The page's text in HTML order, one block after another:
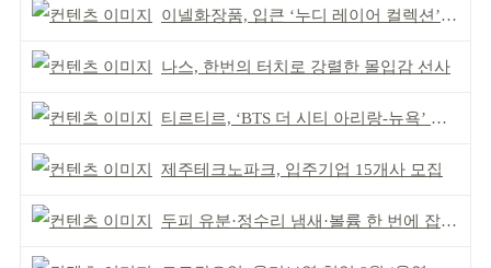
이넬화장품, 입큰 ‘누디 레이어 컬렉션’ 출시
나스, 한번의 터치로 강렬한 몰입감 선사
티르티르, ‘BTS 더 시티 아리랑-뉴욕’ 참여
제주테크노파크, 입주기업 15개사 모집
두피 유분·정수리 냄새·볼륨 한 번에 잡는다